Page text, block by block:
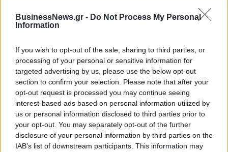
BusinessNews.gr - Do Not Process My Personal
Information
If you wish to opt-out of the sale, sharing to third parties, or
processing of your personal or sensitive information for
targeted advertising by us, please use the below opt-out
section to confirm your selection. Please note that after your
opt-out request is processed you may continue seeing
interest-based ads based on personal information utilized by
us or personal information disclosed to third parties prior to
your opt-out. You may separately opt-out of the further
disclosure of your personal information by third parties on the
IAB’s list of downstream participants. This information may
Viohalco: Αυξημένος κατά 14%
ο τζίρος στο α' εξάμηνο, στα 4,3
δισ. ευρώ – Στα 446 εκατ. ευρώ
τα EBITDA
ΥΠΕΘΟΟ: Νέες επενδύσεις 1
δισ. ευρώ ως το 2028 για την
Ενέργεια